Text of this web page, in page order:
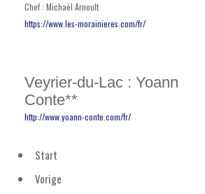
Chef : Michaël Arnoult
https://www.les-morainieres.com/fr/
Veyrier-du-Lac : Yoann
Conte**
http://www.yoann-conte.com/fr/
Start
Vorige